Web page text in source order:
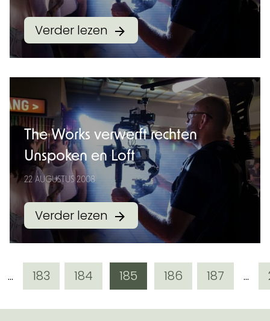
Verder lezen
The Works verwerft rechten
Unspoken en Loft
22 AUGUSTUS 2008
Verder lezen
toon meer pagina's voor de huidige
... pagina
183 pagina
184 pagina
185 pagina
186 pagina
187 ...